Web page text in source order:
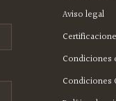
Aviso legal
Condiciones
Condiciones